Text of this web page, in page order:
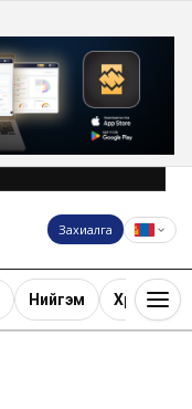
Захиалга
Нийгэм Хөрөнгө